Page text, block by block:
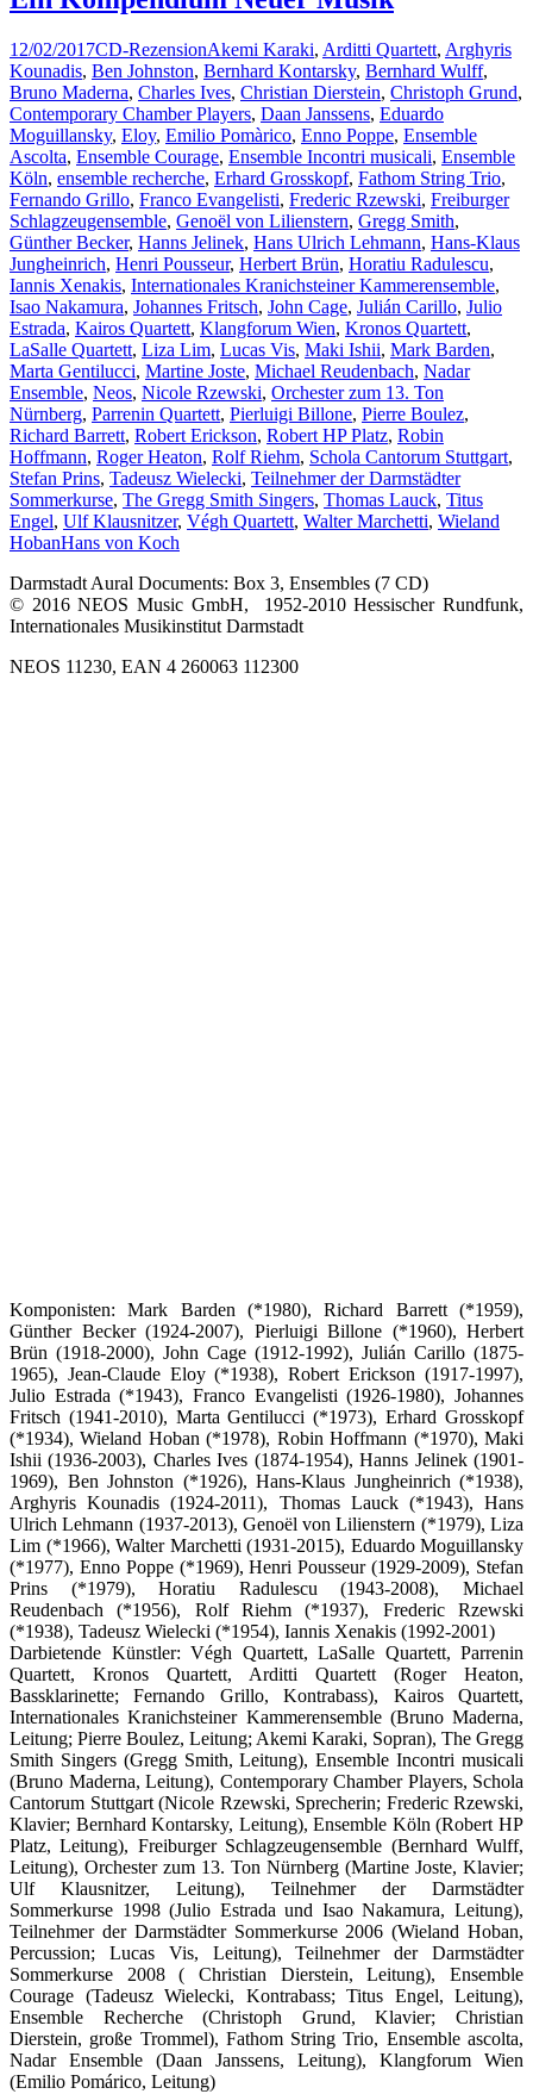
12/02/2017CD-RezensionAkemi Karaki, Arditti Quartett, Arghyris
Kounadis, Ben Johnston, Bernhard Kontarsky, Bernhard Wulff,
Bruno Maderna, Charles Ives, Christian Dierstein, Christoph Grund,
Contemporary Chamber Players, Daan Janssens, Eduardo
Moguillansky, Eloy, Emilio Pomàrico, Enno Poppe, Ensemble
Ascolta, Ensemble Courage, Ensemble Incontri musicali, Ensemble
Köln, ensemble recherche, Erhard Grosskopf, Fathom String Trio,
Fernando Grillo, Franco Evangelisti, Frederic Rzewski, Freiburger
Schlagzeugensemble, Genoël von Lilienstern, Gregg Smith,
Günther Becker, Hanns Jelinek, Hans Ulrich Lehmann, Hans-Klaus
Jungheinrich, Henri Pousseur, Herbert Brün, Horatiu Radulescu,
Iannis Xenakis, Internationales Kranichsteiner Kammerensemble,
Isao Nakamura, Johannes Fritsch, John Cage, Julián Carillo, Julio
Estrada, Kairos Quartett, Klangforum Wien, Kronos Quartett,
LaSalle Quartett, Liza Lim, Lucas Vis, Maki Ishii, Mark Barden,
Marta Gentilucci, Martine Joste, Michael Reudenbach, Nadar
Ensemble, Neos, Nicole Rzewski, Orchester zum 13. Ton
Nürnberg, Parrenin Quartett, Pierluigi Billone, Pierre Boulez,
Richard Barrett, Robert Erickson, Robert HP Platz, Robin
Hoffmann, Roger Heaton, Rolf Riehm, Schola Cantorum Stuttgart,
Stefan Prins, Tadeusz Wielecki, Teilnehmer der Darmstädter
Sommerkurse, The Gregg Smith Singers, Thomas Lauck, Titus
Engel, Ulf Klausnitzer, Végh Quartett, Walter Marchetti, Wieland
HobanHans von Koch
Darmstadt Aural Documents: Box 3, Ensembles (7 CD)
© 2016 NEOS Music GmbH, 1952-2010 Hessischer Rundfunk,
Internationales Musikinstitut Darmstadt
NEOS 11230, EAN 4 260063 112300
Komponisten: Mark Barden (*1980), Richard Barrett (*1959),
Günther Becker (1924-2007), Pierluigi Billone (*1960), Herbert
Brün (1918-2000), John Cage (1912-1992), Julián Carillo (1875-
1965), Jean-Claude Eloy (*1938), Robert Erickson (1917-1997),
Julio Estrada (*1943), Franco Evangelisti (1926-1980), Johannes
Fritsch (1941-2010), Marta Gentilucci (*1973), Erhard Grosskopf
(*1934), Wieland Hoban (*1978), Robin Hoffmann (*1970), Maki
Ishii (1936-2003), Charles Ives (1874-1954), Hanns Jelinek (1901-
1969), Ben Johnston (*1926), Hans-Klaus Jungheinrich (*1938),
Arghyris Kounadis (1924-2011), Thomas Lauck (*1943), Hans
Ulrich Lehmann (1937-2013), Genoël von Lilienstern (*1979), Liza
Lim (*1966), Walter Marchetti (1931-2015), Eduardo Moguillansky
(*1977), Enno Poppe (*1969), Henri Pousseur (1929-2009), Stefan
Prins (*1979), Horatiu Radulescu (1943-2008), Michael
Reudenbach (*1956), Rolf Riehm (*1937), Frederic Rzewski
(*1938), Tadeusz Wielecki (*1954), Iannis Xenakis (1992-2001)
Darbietende Künstler: Végh Quartett, LaSalle Quartett, Parrenin
Quartett, Kronos Quartett, Arditti Quartett (Roger Heaton,
Bassklarinette; Fernando Grillo, Kontrabass), Kairos Quartett,
Internationales Kranichsteiner Kammerensemble (Bruno Maderna,
Leitung; Pierre Boulez, Leitung; Akemi Karaki, Sopran), The Gregg
Smith Singers (Gregg Smith, Leitung), Ensemble Incontri musicali
(Bruno Maderna, Leitung), Contemporary Chamber Players, Schola
Cantorum Stuttgart (Nicole Rzewski, Sprecherin; Frederic Rzewski,
Klavier; Bernhard Kontarsky, Leitung), Ensemble Köln (Robert HP
Platz, Leitung), Freiburger Schlagzeugensemble (Bernhard Wulff,
Leitung), Orchester zum 13. Ton Nürnberg (Martine Joste, Klavier;
Ulf Klausnitzer, Leitung), Teilnehmer der Darmstädter
Sommerkurse 1998 (Julio Estrada und Isao Nakamura, Leitung),
Teilnehmer der Darmstädter Sommerkurse 2006 (Wieland Hoban,
Percussion; Lucas Vis, Leitung), Teilnehmer der Darmstädter
Sommerkurse 2008 ( Christian Dierstein, Leitung), Ensemble
Courage (Tadeusz Wielecki, Kontrabass; Titus Engel, Leitung),
Ensemble Recherche (Christoph Grund, Klavier; Christian
Dierstein, große Trommel), Fathom String Trio, Ensemble ascolta,
Nadar Ensemble (Daan Janssens, Leitung), Klangforum Wien
(Emilio Pomárico, Leitung)